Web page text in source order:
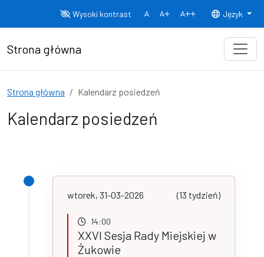
Wysoki kontrast
Normalny rozmiar czcionki
Rozmiar czcionki 150% Rozmiar
Język
Strona główna
Strona główna Kalendarz posiedzeń
Kalendarz posiedzeń
wtorek, 31-03-2026 (13 tydzień)
14:00
XXVI Sesja Rady Miejskiej w
Żukowie